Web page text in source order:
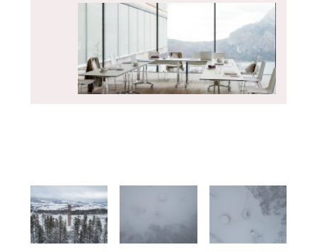
Kanceláře se mění v místa ke
spolupráci a setkávání